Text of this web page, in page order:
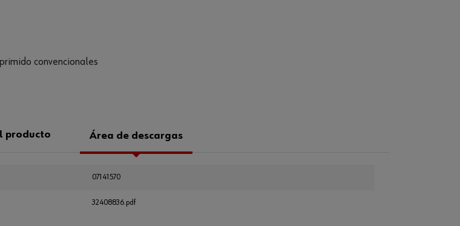
convencionales
producto Área de descargas
07141570
32408836.pdf